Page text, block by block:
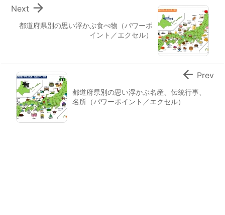
都道府県別の思い浮かぶ食べ物（パワーポ
イント／エクセル）

Next
都道府県別の思い浮かぶ名産、伝統行事、
名所（パワーポイント／エクセル）
 Prev